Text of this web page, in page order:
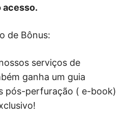
acesso.
de Bônus:
serviços de
ganha um guia
pós-perfuração ( e-book)